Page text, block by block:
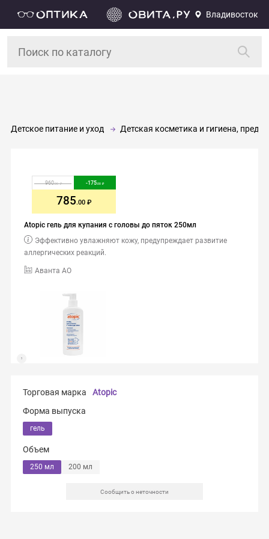
Владивосток
Детское питание и уход Детская косметика и гигиена,
Atopic гель для купания с головы до пяток 250мл
Аванта АО
Эффективно увлажняют кожу, предупреждает развитие
аллергических реакций.
960.00 -175.00
785.00
Торговая марка
Atopic
Форма выпуска
гель
Объем
250 мл 200 мл
Сообщить о неточности